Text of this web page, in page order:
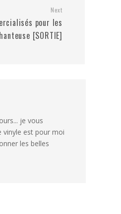
Next
pour les
[SORTIE]
je vous
vinyle est pour moi
les belles